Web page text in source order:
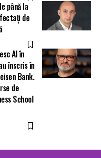
până la
de
AI în
înscris în
Bank.
de
School